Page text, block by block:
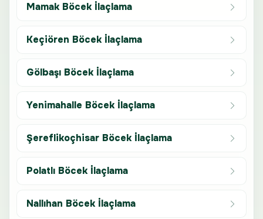
Mamak Böcek İlaçlama
Keçiören Böcek İlaçlama
Gölbaşı Böcek İlaçlama
Yenimahalle Böcek İlaçlama
Şereflikoçhisar Böcek İlaçlama
Polatlı Böcek İlaçlama
Nallıhan Böcek İlaçlama